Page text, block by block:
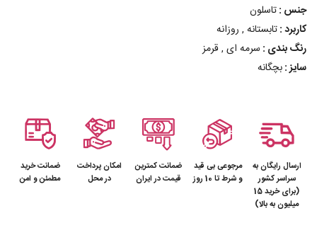
جنس :تاسلون
کاربرد :تابستانه , روزانه
رنگ بندی : سرمه ای , قرمز
سایز :بچگانه
ارسال رایگان به
سراسر کشور
(برای خرید 15
میلیون به بالا)
مرجوعی بی قید
و شرط تا 10 روز
ضمانت کمترین
قیمت در ایران
امکان پرداخت
در محل
ضمانت خرید
مطمئن و امن